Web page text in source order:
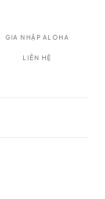
GIA NHẬP ALOHA
LIÊN HỆ